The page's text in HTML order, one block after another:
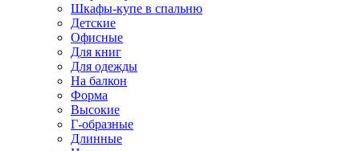
Шкафы-купе в спальню
Детские
Офисные
Для книг
Для одежды
На балкон
Форма
Высокие
Г-образные
Длинные